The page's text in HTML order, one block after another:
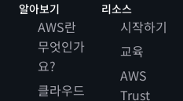
알아보기
AWS란
무엇인가
요?
클라우드
리소스
시작하기
교육
AWS
Trust